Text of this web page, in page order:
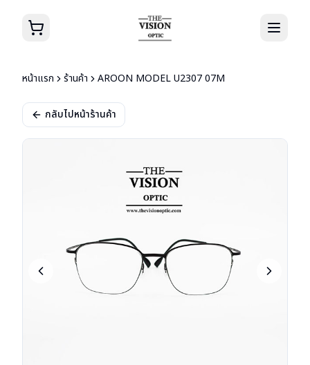
หน้าแรก ร้านค้า AROON MODEL U2307 07M
กลับไปหน้าร้านค้า